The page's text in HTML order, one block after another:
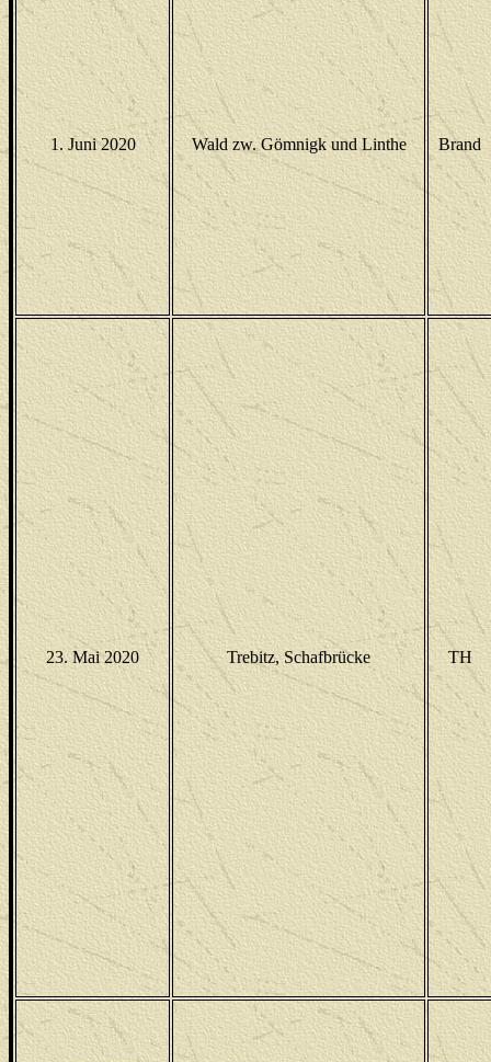
1. Juni 2020 Wald zw. Gömnigk und Linthe Brand
23. Mai 2020 Trebitz, Schafbrücke TH